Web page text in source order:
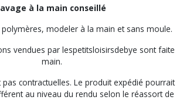
à la main conseillé
modeler à la main et sans moule.
vendues par lespetitsloisirsdebye sont faite
main.
contractuelles. Le produit expédié pourrait
au niveau du rendu selon le réassort de